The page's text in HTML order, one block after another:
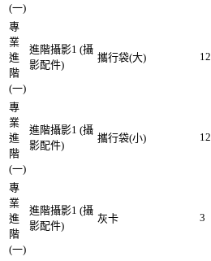
(一)
專
業
進
階
(一)
進階攝影1 (攝
影配件)
攜行袋(大) 12
專
業
進
階
(一)
進階攝影1 (攝
影配件)
攜行袋(小) 12
專
業
進
階
(一)
進階攝影1 (攝
影配件)
灰卡 3